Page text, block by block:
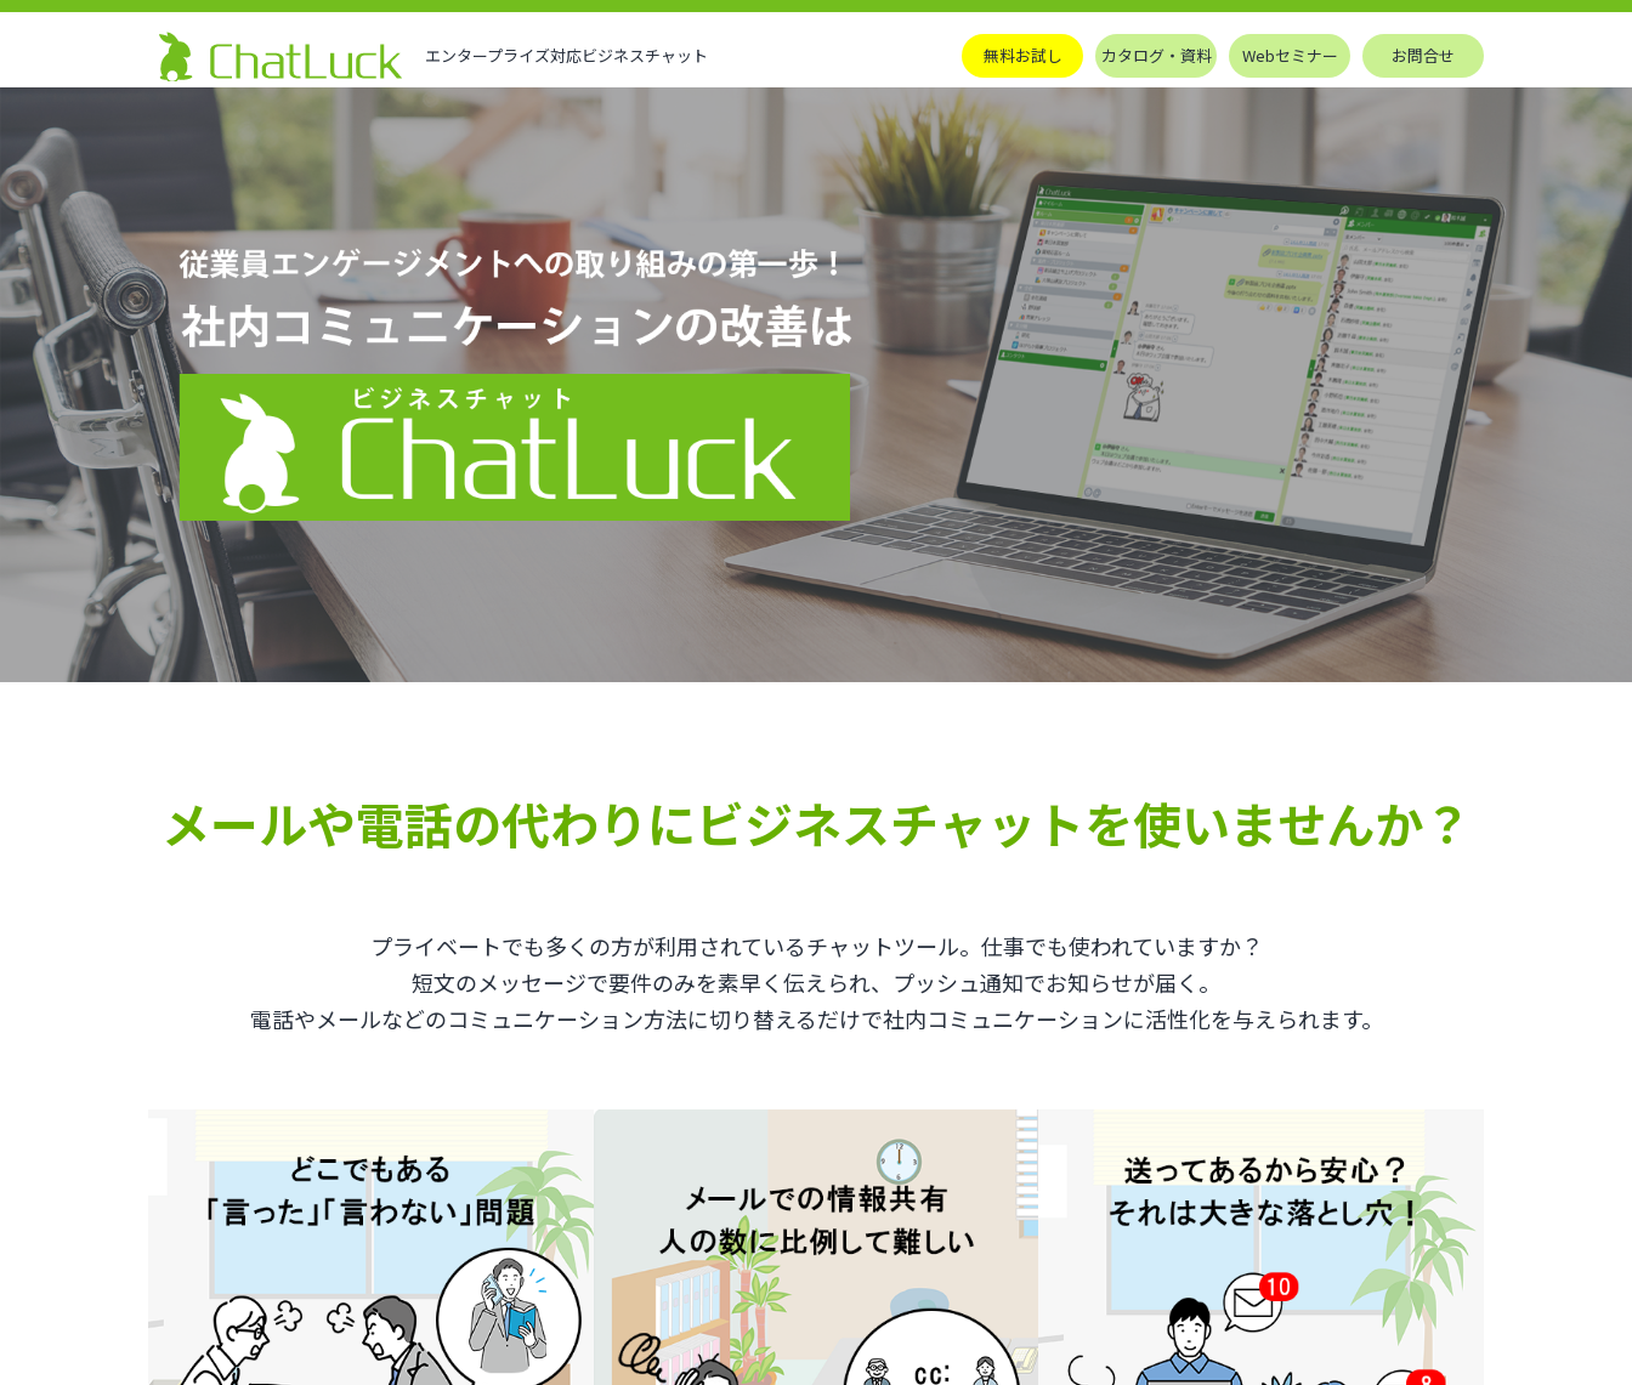
エンタープライズ対応ビジネスチャット 無料お試し カタログ・資料 Webセミナー お問合せ
メールや電話の代わりにビジネスチャットを使いませんか？
プライベートでも多くの方が利用されているチャットツール。仕事でも使われていますか？
短文のメッセージで要件のみを素早く伝えられ、プッシュ通知でお知らせが届く。
電話やメールなどのコミュニケーション方法に切り替えるだけで社内コミュニケーションに活性化を与えられます。